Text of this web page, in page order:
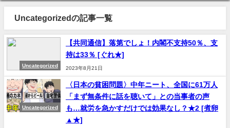
Uncategorizedの記事一覧
Uncategorized
【共同通信】落第でしょ！内閣不支持50％、支
持は33％ [ぐれ★]
2023年8月21日
Uncategorized
〈日本の貧困問題〉中年ニート、全国に61万人
「まず無条件に話を聴いて」との当事者の声
も…就労を急かすだけでは効果なし？★2 [煮卵
▲★]